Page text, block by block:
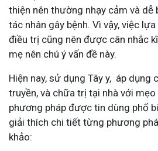
thiện nên thường nhạy cảm và dễ
tác nhân gây bệnh. Vì vậy, việc
điều trị cũng nên được cân nhắc
mẹ nên chú ý vấn đề này.
Hiện nay, sử dụng Tây y, áp dụng
truyền, và chữa trị tại nhà với
phương pháp được tin dùng phổ
giải thích chi tiết từng phương
khảo: